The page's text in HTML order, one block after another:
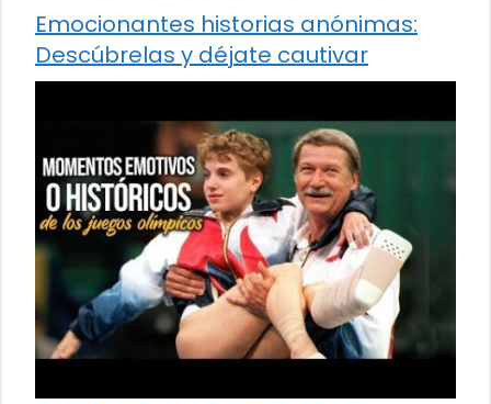
Emocionantes historias anónimas:
Descúbrelas y déjate cautivar